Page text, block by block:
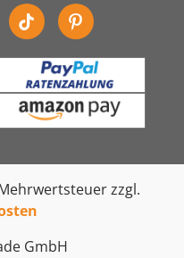
zzgl.
GmbH